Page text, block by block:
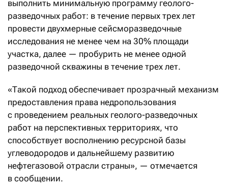
выполнить минимальную программу геолого-
разведочных работ: в течение первых трех лет
провести двухмерные сейсморазведочные
исследования не менее чем на 30% площади
участка, далее — пробурить не менее одной
разведочной скважины в течение трех лет.
«Такой подход обеспечивает прозрачный механизм
предоставления права недропользования
с проведением реальных геолого-разведочных
работ на перспективных территориях, что
способствует восполнению ресурсной базы
углеводородов и дальнейшему развитию
нефтегазовой отрасли страны», — отмечается
в сообщении.